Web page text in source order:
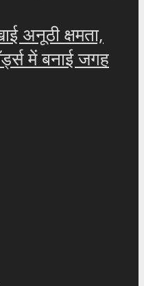
अनूठी क्षमता,
में बनाई जगह